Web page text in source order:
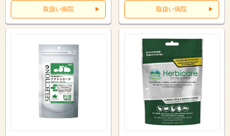
取扱い病院 取扱い病院